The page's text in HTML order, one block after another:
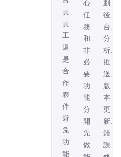
員、
員
工
還
是
合
作
夥
伴，
避
免
功
能
心
任
務
和
非
必
要
功
能
分
開，
先
做
劃
後
台、
分
析、
推
送、
版
本
更
新、
錯
誤